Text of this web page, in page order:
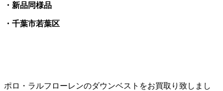
・新品同様品
・千葉市若葉区
ポロ・ラルフローレンのダウンベストをお買取り致しまし